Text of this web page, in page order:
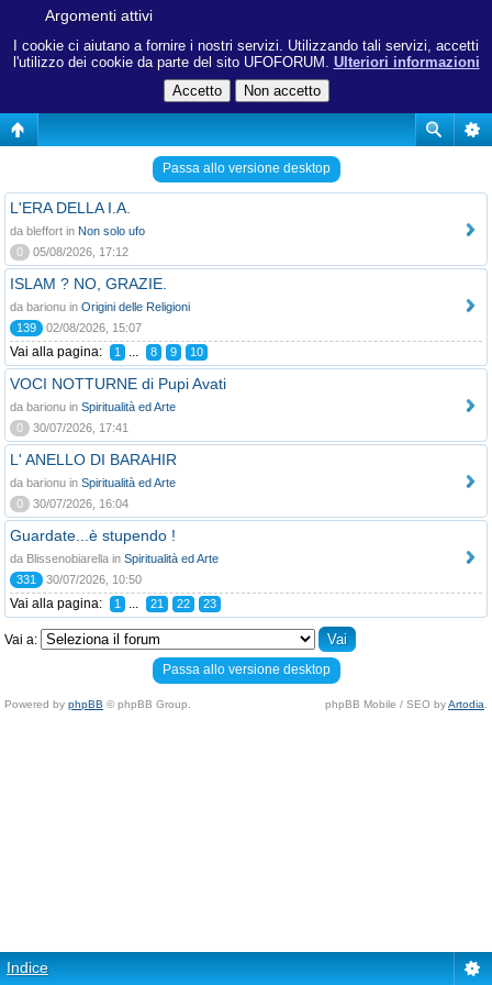
I cookie ci aiutano a fornire i nostri servizi. Utilizzando tali servizi, accetti
l'utilizzo dei cookie da parte del sito UFOFORUM. Ulteriori informazioni
Argomenti attivi
Passa allo versione desktop
L'ERA DELLA I.A.
da bleffort in Non solo ufo
0
05/08/2026, 17:12
ISLAM ? NO, GRAZIE.
da barionu in Origini delle Religioni
139
02/08/2026, 15:07
Vai alla pagina: 1 ... 8 9 10
VOCI NOTTURNE di Pupi Avati
da barionu in Spiritualità ed Arte
0
30/07/2026, 17:41
L' ANELLO DI BARAHIR
da barionu in Spiritualità ed Arte
0
30/07/2026, 16:04
Guardate...è stupendo !
da Blissenobiarella in Spiritualità ed Arte
331
30/07/2026, 10:50
Vai alla pagina: 1 ... 21 22 23
Vai a:
Passa allo versione desktop
Powered by phpBB © phpBB Group. phpBB Mobile / SEO byArtodia
Indice